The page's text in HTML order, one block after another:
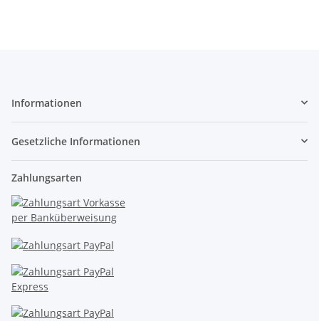
Informationen
Gesetzliche Informationen
Zahlungsarten